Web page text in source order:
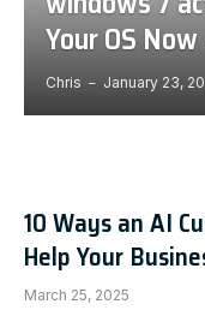
Your OS
Chris January 23,
10 Ways an AI
Help Your
March 25, 2025